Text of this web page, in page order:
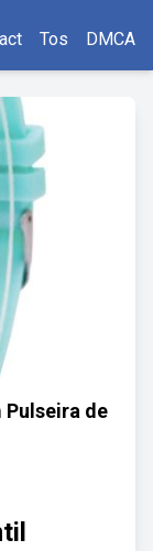
Tos DMCA
de